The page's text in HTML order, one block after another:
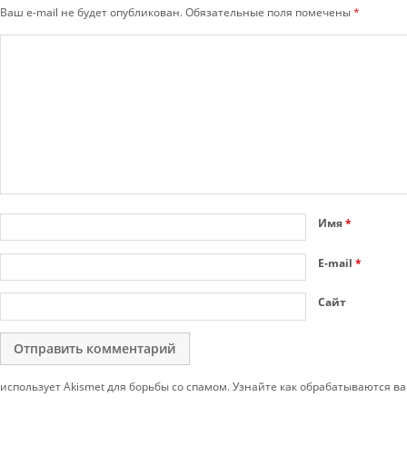
Ваш e-mail не будет опубликован.Обязательные поля помечены*
Имя*
E-mail *
Сайт
использует Akismet для борьбы со спамом. Узнайте как обрабатываются